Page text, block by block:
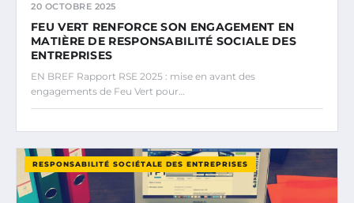
20 OCTOBRE 2025
FEU VERT RENFORCE SON ENGAGEMENT EN
MATIÈRE DE RESPONSABILITÉ SOCIALE DES
ENTREPRISES
EN BREF Rapport RSE 2025 : mise en avant des
engagements de Feu Vert pour…
RESPONSABILITÉ SOCIÉTALE DES ENTREPRISES